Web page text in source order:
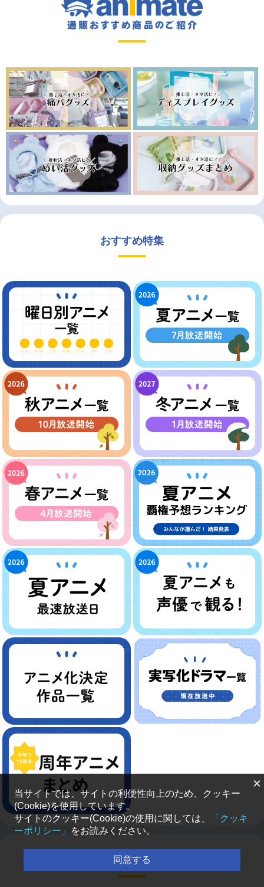
おすすめ特集
新着ラジオ番組
×
当サイトでは、サイトの利便性向上のため、クッキー
(Cookie)を使用しています。
サイトのクッキー(Cookie)の使用に関しては、
「クッキ
ーポリシー」
をお読みください。
同意する